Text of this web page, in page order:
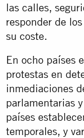
las calles,
responder de
su coste.
En ocho países
protestas en
inmediaciones
parlamentarias
países
temporales, y